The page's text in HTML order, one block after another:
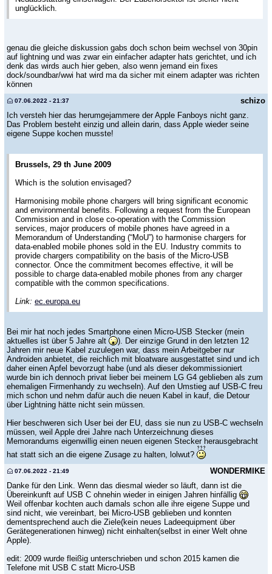
unglücklich.
genau die gleiche diskussion gabs doch schon beim wechsel von 30pin
auf lightning und was zwar ein einfacher adapter hats gerichtet, und ich
denk das wirds auch hier geben, also wenn jemand ein fixes
dock/soundbar/wwi hat wird ma da sicher mit einem adapter was richten
können
schizo
07.06.2022 - 21:37
Ich versteh hier das herumgejammere der Apple Fanboys nicht ganz.
Das Problem besteht einzig und allein darin, dass Apple wieder seine
eigene Suppe kochen musste!
Brussels, 29 th June 2009
Which is the solution envisaged?
Harmonising mobile phone chargers will bring significant economic
and environmental benefits. Following a request from the European
Commission and in close co-operation with the Commission
services, major producers of mobile phones have agreed in a
Memorandum of Understanding (“MoU”) to harmonise chargers for
data-enabled mobile phones sold in the EU. Industry commits to
provide chargers compatibility on the basis of the Micro-USB
connector. Once the commitment becomes effective, it will be
possible to charge data-enabled mobile phones from any charger
compatible with the common specifications.
Link: ec.europa.eu
Bei mir hat noch jedes Smartphone einen Micro-USB Stecker (mein
aktuelles ist über 5 Jahre alt
). Der einzige Grund in den letzten 12
Jahren mir neue Kabel zuzulegen war, dass mein Arbeitgeber nur
Androiden anbietet, die reichlich mit bloatware ausgestattet sind und ich
daher einen Apfel bevorzugt habe (und als dieser dekommissioniert
wurde bin ich dennoch privat lieber bei meinem LG G4 geblieben als zum
ehemaligen Firmenhandy zu wechseln). Auf den Umstieg auf USB-C freu
mich schon und nehm dafür auch die neuen Kabel in kauf, die Detour
über Lightning hätte nicht sein müssen.
Hier beschweren sich User bei der EU, dass sie nun zu USB-C wechseln
müssen, weil Apple drei Jahre nach Unterzeichnung dieses
Memorandums eigenwillig einen neuen eigenen Stecker herausgebracht
hat statt sich an die eigene Zusage zu halten, lolwut?
WONDERMIKE
07.06.2022 - 21:49
Danke für den Link. Wenn das diesmal wieder so läuft, dann ist die
Übereinkunft auf USB C ohnehin wieder in einigen Jahren hinfällig
Weil offenbar kochten auch damals schon alle ihre eigene Suppe und
sind nicht, wie vereinbart, bei Micro-USB geblieben und konnten
dementsprechend auch die Ziele(kein neues Ladeequipment über
Gerätegenerationen hinweg) nicht einhalten(selbst in einer Welt ohne
Apple).
edit: 2009 wurde fleißig unterschrieben und schon 2015 kamen die
Telefone mit USB C statt Micro-USB